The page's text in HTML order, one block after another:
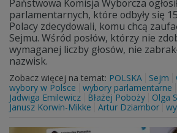
Państwowa Komisja Wyborcza
parlamentarnych, które odbyły się
Polacy zdecydowali, komu chcą
Sejmu. Wśród posłów, którzy nie
wymaganej liczby głosów, nie
nazwisk.
Zobacz więcej na temat: POLSKA Sejm
wybory w Polsce
wybory parlamentarne
Jadwiga Emilewicz
Błażej Poboży
Olga
Janusz Korwin-Mikke
Artur Dziambor